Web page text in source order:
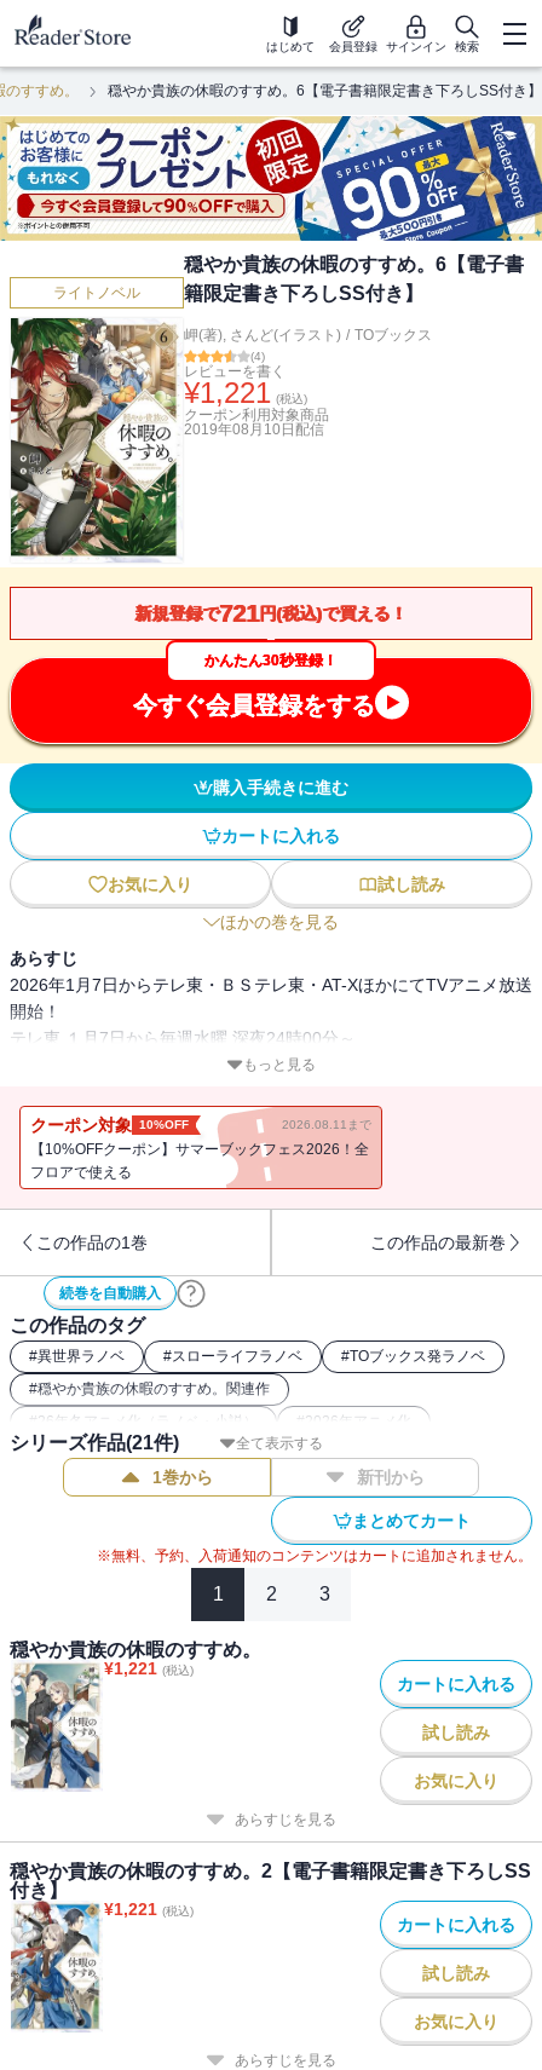
はじめて 会員登録 サインイン 検索
すすめ。 穏やか貴族の休暇のすすめ。6【電子書籍限定書き下ろしSS付き】
ライトノベル
穏やか貴族の休暇のすすめ。6【電子書
籍限定書き下ろしSS付き】
岬(著), さんど(イラスト) / TOブックス
(4)
レビューを書く
¥1,221 (税込)
クーポン利用対象商品
2019年08月10日 配信
新規登録で721 円(税込)で買える！
かんたん30秒登録！
今すぐ会員登録をする
購入手続きに進む
カートに入れる
お気に入り
試し読み
ほかの巻を見る
あらすじ
2026年1月7日からテレ東・ＢＳテレ東・AT-XほかにてTVアニメ放送
開始！
テレ東 １月7日から毎週水曜 深夜24時00分～
ＢＳテレ東 １月8日から毎週木曜 深夜24時30分～
（リピート放送：毎週月曜 9時30分～／毎週水曜 15時30分～）
※放送日時は予告なく変更となる場合がございます。
コミカライズも絶好調!!
癒し系異世界冒険ファンタジー！
【あらすじ】
魔鳥騎兵団の協力のもと、空路で南国アスタルニアへと冒険の旅に
出たリゼルたち。
道中、タンデム飛行を体験したり、イレヴンの実家で母親に挨拶し
たりと、マイペースさは変わらない。
辿り着いたアスタルニアでも、迷宮“制限される玩具箱”に挑戦した
り、劇団“Phantasm”と再会して公演成功を目指したり、リゼルが貴
族になりきってみたり!?と冒険者ライフを満喫中。
リゼルたちの次なる目的は迷宮攻略。ある目的のため、「誰もボス
を倒せない」と言われる海の迷宮“人魚姫(セイレーン)の洞”の踏破を
目指す。
今まで誰にもできなかった、その攻略法とは――!?
個性的な新キャラたちも続々登場！新章突入でますますパワーアッ
プの『休暇』シリーズ第６弾！
もっと見る
クーポン対象 10%OFF 2026.08.11まで
【10%OFFクーポン】サマーブックフェス2026！全
フロアで使える
この作品の1巻 この作品の最新巻
続巻を自動購入
この作品のタグ
#異世界ラノベ #スローライフラノベ #TOブックス発ラノベ
#穏やか貴族の休暇のすすめ。関連作
#26年冬アニメ化（ラノベ・小説） #2026年アニメ化
#なろう発小説・ラノベ
全て表示する
シリーズ作品(21件)
1巻から 新刊から
まとめてカート
※無料、予約、入荷通知のコンテンツはカートに追加されません。
1 2 3
穏やか貴族の休暇のすすめ。
¥1,221 (税込)
カートに入れる
試し読み
お気に入り
あらすじを見る
穏やか貴族の休暇のすすめ。2【電子書籍限定書き下ろしSS
付き】
¥1,221 (税込)
カートに入れる
試し読み
お気に入り
あらすじを見る